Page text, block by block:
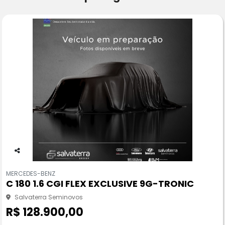
pa
rtil
he
MERCEDES-BENZ
C 180 1.6 CGI FLEX EXCLUSIVE 9G-TRONIC
Salvaterra Seminovos
R$ 128.900,00